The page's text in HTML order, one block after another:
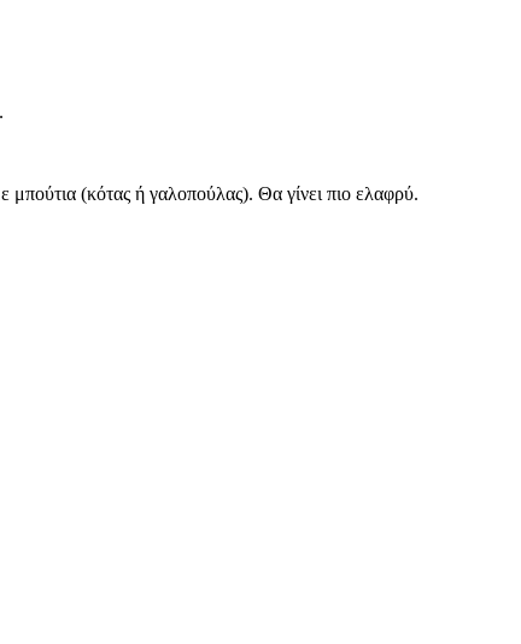
μπούτια (κότας ή γαλοπούλας). Θα γίνει πιο ελαφρύ.